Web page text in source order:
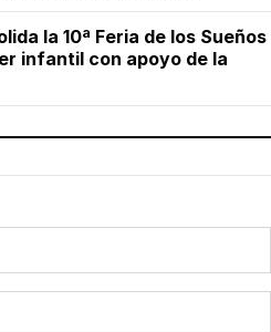
la 10ª Feria de los Sueños
infantil con apoyo de la